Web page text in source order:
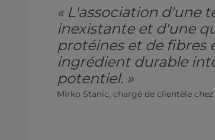
« L'association d'une
inexistante et d'une
protéines et de fibres
ingrédient durable
potentiel. »
Mirko Stanic, chargé de clientèle chez